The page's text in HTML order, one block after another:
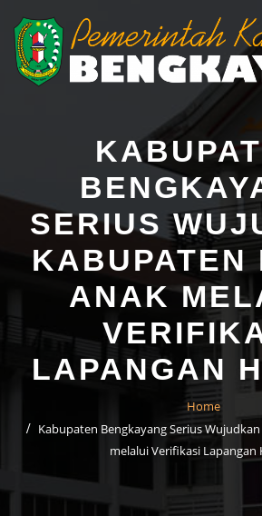
SERIUS
KABUPATEN
ANAK
LAPANGAN
Home
Kabupaten Bengkayang Serius
melalui Verifikasi Lapangan